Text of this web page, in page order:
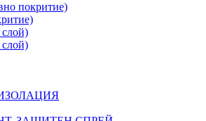
покритие)